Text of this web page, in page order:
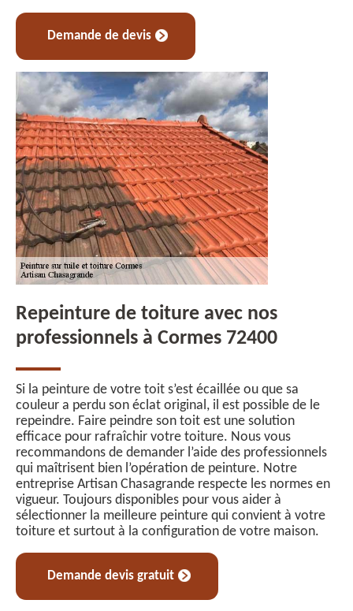
Demande de devis
Repeinture de toiture avec nos
professionnels à Cormes 72400
Si la peinture de votre toit s’est écaillée ou que sa
couleur a perdu son éclat original, il est possible de le
repeindre. Faire peindre son toit est une solution
efficace pour rafraîchir votre toiture. Nous vous
recommandons de demander l’aide des professionnels
qui maîtrisent bien l’opération de peinture. Notre
entreprise Artisan Chasagrande respecte les normes en
vigueur. Toujours disponibles pour vous aider à
sélectionner la meilleure peinture qui convient à votre
toiture et surtout à la configuration de votre maison.
Demande devis gratuit